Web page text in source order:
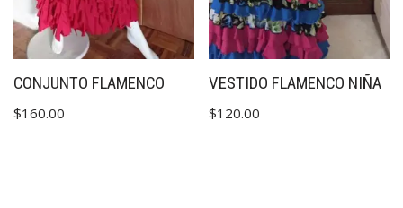
CONJUNTO FLAMENCO
$160.00
VESTIDO FLAMENCO NIÑA
$120.00